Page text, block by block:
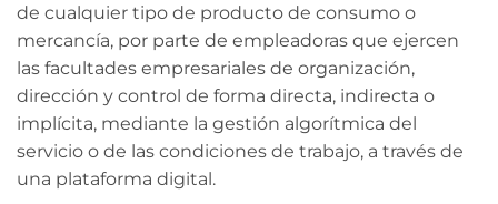
de cualquier tipo de producto de consumo o
mercancía, por parte de empleadoras que ejercen
las facultades empresariales de organización,
dirección y control de forma directa, indirecta o
implícita, mediante la gestión algorítmica del
servicio o de las condiciones de trabajo, a través de
una plataforma digital.